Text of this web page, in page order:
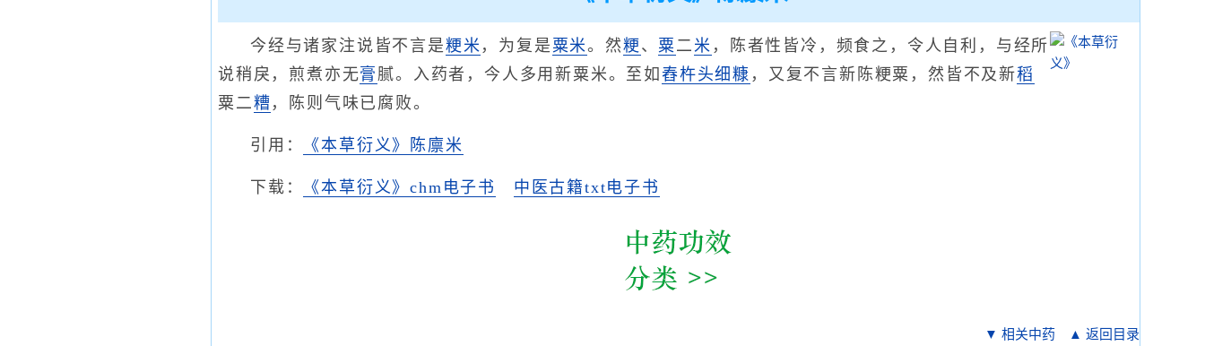
今经与诸家注说皆不言是粳米 ，为复是 粟米。然粳 、 粟 二米 ，陈者性皆冷，频食之，令人自利，与经所
说稍戾，煎煮亦无膏 腻。入药者，今人多用新粟米。至如舂杵头细糠 ，又复不言新陈粳粟，然皆不及新稻
粟二糟 ，陈则气味已腐败。
引用： 《本草衍义》陈廪米
下载： 《本草衍义》chm电子书 中医古籍txt电子书
▼ 相关中药 ▲ 返回目录